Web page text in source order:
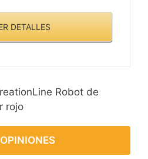
DETALLES
Robot de
rojo